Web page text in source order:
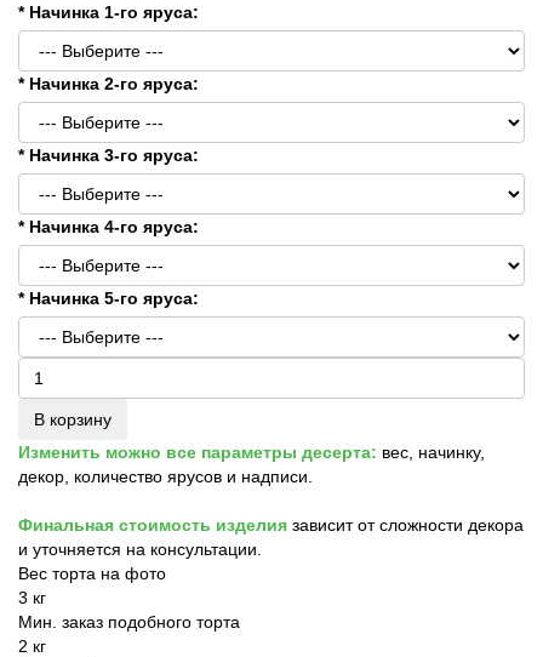
* Начинка 1-го яруса:
* Начинка 2-го яруса:
* Начинка 3-го яруса:
* Начинка 4-го яруса:
* Начинка 5-го яруса:
В корзину
Изменить можно все параметры десерта: вес, начинку,
декор, количество ярусов и надписи.
Финальная стоимость изделия зависит от сложности декора
и уточняется на консультации.
Вес торта на фото
3 кг
Мин. заказ подобного торта
2 кг